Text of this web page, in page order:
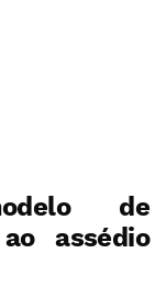
de
assédio